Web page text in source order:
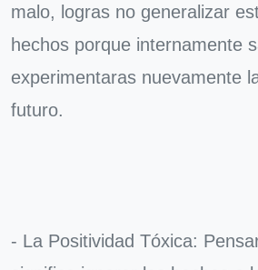
malo, logras no generalizar
hechos porque internamente
experimentaras nuevamente
futuro.
- La Positividad Tóxica: